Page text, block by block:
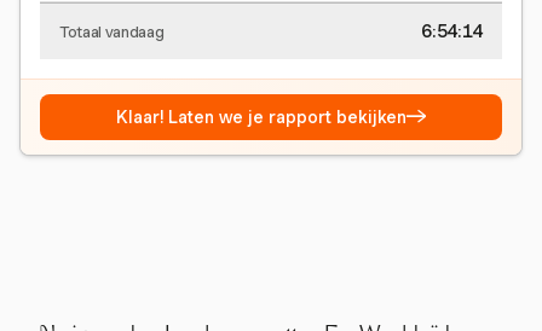
Totaal vandaag 6:54:15
Klaar! Laten we je rapport bekijken→